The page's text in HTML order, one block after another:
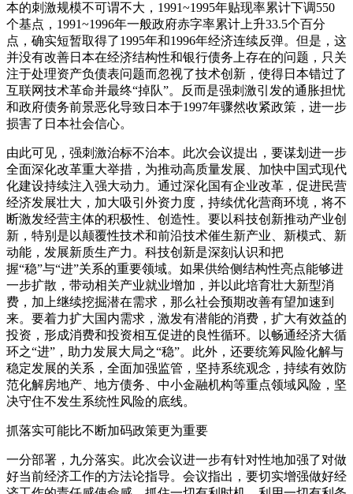
本的刺激规模不可谓不大，1991~1995年贴现率累计下调550
个基点，1991~1996年一般政府赤字率累计上升33.5个百分
点，确实短暂取得了1995年和1996年经济连续反弹。但是，这
并没有改善日本在经济结构性和银行债务上存在的问题，只关
注于处理资产负债表问题而忽视了技术创新，使得日本错过了
互联网技术革命并最终“掉队”。反而是强刺激引发的通胀担忧
和政府债务前景恶化导致日本于1997年骤然收紧政策，进一步
损害了日本社会信心。
由此可见，强刺激治标不治本。此次会议提出，要谋划进一步
全面深化改革重大举措，为推动高质量发展、加快中国式现代
化建设持续注入强大动力。通过深化国有企业改革，促进民营
经济发展壮大，加大吸引外资力度，持续优化营商环境，将不
断激发经营主体的积极性、创造性。要以科技创新推动产业创
新，特别是以颠覆性技术和前沿技术催生新产业、新模式、新
动能，发展新质生产力。科技创新是深刻认识和把
握“稳”与“进”关系的重要领域。如果供给侧结构性亮点能够进
一步扩散，带动相关产业就业增加，并以此培育壮大新型消
费，加上继续挖掘潜在需求，那么社会预期改善有望加速到
来。要着力扩大国内需求，激发有潜能的消费，扩大有效益的
投资，形成消费和投资相互促进的良性循环。以畅通经济大循
环之“进”，助力发展大局之“稳”。此外，还要统筹风险化解与
稳定发展的关系，全面加强监管，坚持系统观念，持续有效防
范化解房地产、地方债务、中小金融机构等重点领域风险，坚
决守住不发生系统性风险的底线。
抓落实可能比不断加码政策更为重要
一分部署，九分落实。此次会议进一步有针对性地加强了对做
好当前经济工作的方法论指导。会议指出，要切实增强做好经